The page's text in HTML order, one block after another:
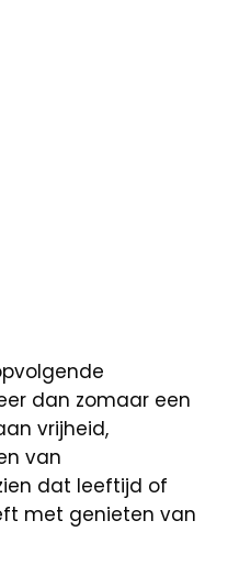
dan zomaar een
vrijheid,
van
dat leeftijd of
met genieten van